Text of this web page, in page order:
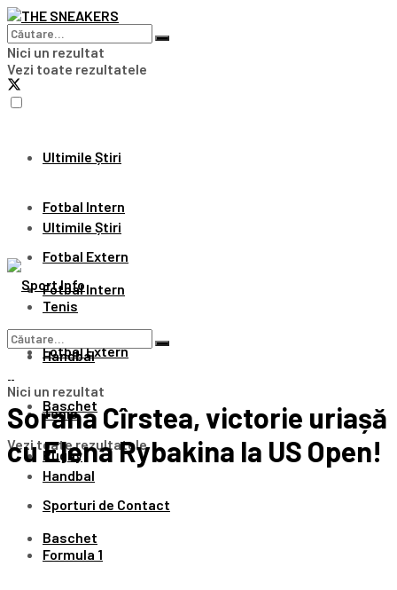
Nici un rezultat
Vezi toate rezultatele
Ultimile Știri
Fotbal Intern
Fotbal Extern
Tenis
Handbal
Baschet
Rugby
Sporturi de Contact
Formula 1
Ultimile Știri
Fotbal Intern
Fotbal Extern
Tenis
Handbal
Baschet
Nici un rezultat
Vezi toate rezultatele
Sorana Cîrstea, victorie uriașă
cu Elena Rybakina la US Open!